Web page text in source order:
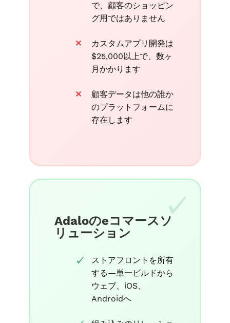
で、顧客のショッピン
グ用ではありません
カスタムアプリ開発は
$25,000以上で、数ヶ
月かかります
顧客データは他の誰か
のプラットフォームに
存在します
Adaloのeコマースソ
リューション
ストアフロントを所有
する—単一ビルドから
ウェブ、iOS、
Androidへ